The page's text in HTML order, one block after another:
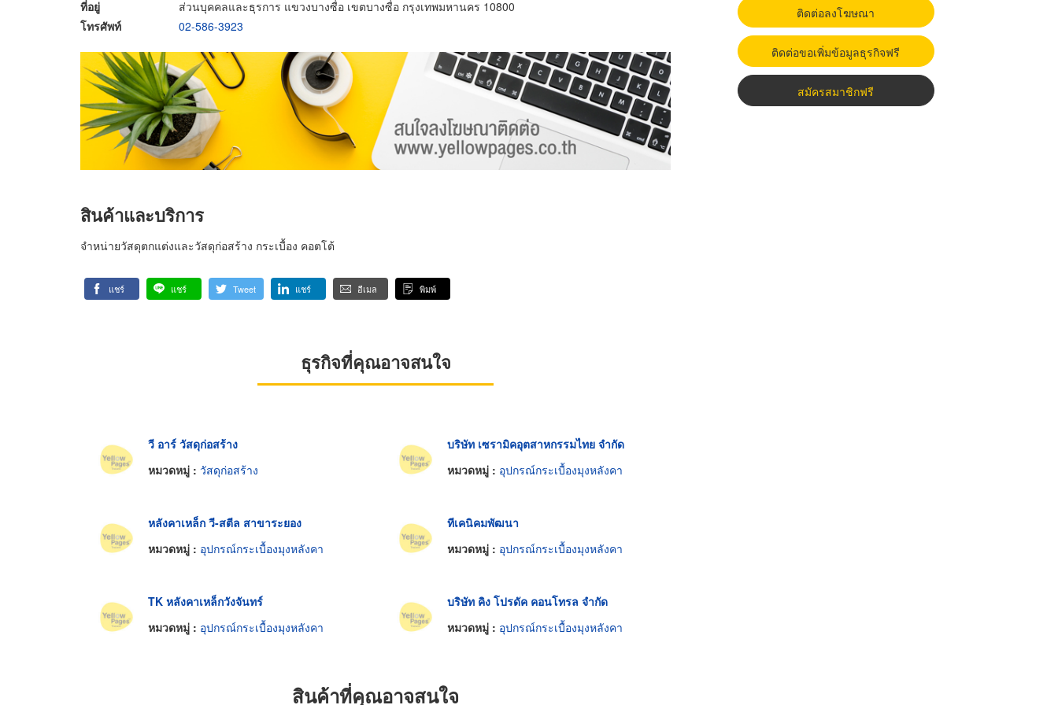
ที่อยู่
ส่วนบุคคลและธุรการ แขวงบางซื่อ เขตบางซื่อ กรุงเทพมหานคร 10800
โทรศัพท์
02-586-3923
สินค้าและบริการ
จำหน่ายวัสดุตกแต่งและวัสดุก่อสร้าง กระเบื้อง คอตโต้
แชร์ แชร์ Tweet แชร์ อีเมล พิมพ์
ธุรกิจที่คุณอาจสนใจ
วี อาร์ วัสดุก่อสร้าง
หมวดหมู่ : วัสดุก่อสร้าง
บริษัท เซรามิคอุตสาหกรรมไทย จำกัด
หมวดหมู่ : อุปกรณ์กระเบื้องมุงหลังคา
หลังคาเหล็ก วี-สตีล สาขาระยอง
หมวดหมู่ : อุปกรณ์กระเบื้องมุงหลังคา
ทีเคนิคมพัฒนา
หมวดหมู่ : อุปกรณ์กระเบื้องมุงหลังคา
TK หลังคาเหล็กวังจันทร์
หมวดหมู่ : อุปกรณ์กระเบื้องมุงหลังคา
บริษัท คิง โปรดัค คอนโทรล จำกัด
หมวดหมู่ : อุปกรณ์กระเบื้องมุงหลังคา
สินค้าที่คุณอาจสนใจ
ติดต่อลงโฆษณา
ติดต่อขอเพิ่มข้อมูลธุรกิจฟรี
สมัครสมาชิกฟรี